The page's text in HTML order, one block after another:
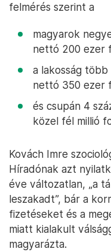
felmérés szerint a
magyarok
nettó 200 ezer
a lakosság
nettó 350 ezer
és csupán 4
közel fél millió
Kovách Imre
Híradónak azt
éve változatlan, „a
leszakadt”, bár a
fizetéseket és a
miatt kialakult
magyarázta.